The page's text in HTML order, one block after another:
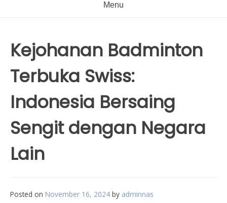
Menu
Kejohanan Badminton
Terbuka Swiss:
Indonesia Bersaing
Sengit dengan Negara
Lain
Posted on November 16, 2024 by adminnas